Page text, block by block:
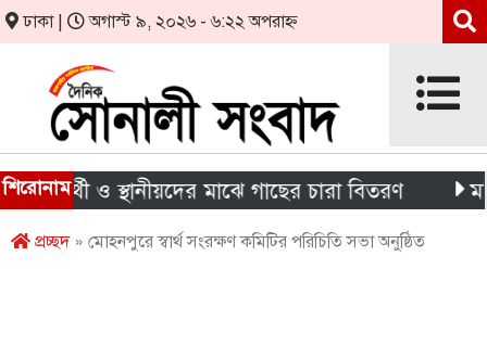
ঢাকা | অগাস্ট ৯, ২০২৬ - ৬:২২ অপরাহ্ন
শিরোনামও স্থানীয়দের মাঝে গাছের চারা বিতরণ
প্রচ্ছদ» মোহনপুরে স্বার্থ সংরক্ষণ কমিটির পরিচিতি সভা অনুষ্ঠিত